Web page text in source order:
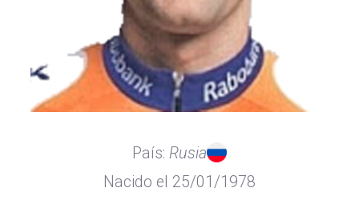
País: Rusia
Nacido el 25/01/1978